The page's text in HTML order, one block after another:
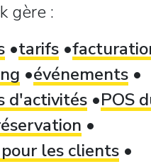
gère :
tarifs
événements
d'activités
POS
les clients